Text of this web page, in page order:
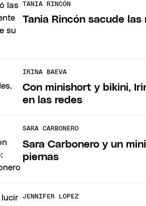
TANIA RINCÓN
Tania Rincón sacude
IRINA BAEVA
Con minishort y bikini,
en las redes
SARA CARBONERO
Sara Carbonero y un
piernas
JENNIFER LOPEZ